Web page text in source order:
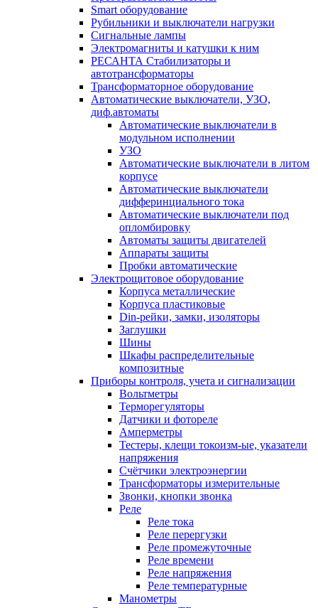
Smart оборудование
Рубильники и выключатели нагрузки
Сигнальные лампы
Электромагниты и катушки к ним
РЕСАНТА Стабилизаторы и
автотрансформаторы
Трансформаторное оборудование
Автоматические выключатели, УЗО,
диф.автоматы
Автоматические выключатели в
модульном исполнении
УЗО
Автоматические выключатели в литом
корпусе
Автоматические выключатели
дифферинциального тока
Автоматические выключатели под
опломбировку
Автоматы защиты двигателей
Аппараты защиты
Пробки автоматические
Электрощитовое оборудование
Корпуса металлические
Корпуса пластиковые
Din-рейки, замки, изоляторы
Заглушки
Шины
Шкафы распределительные
композитные
Приборы контроля, учета и сигнализации
Вольтметры
Терморегуляторы
Датчики и фотореле
Амперметры
Тестеры, клещи токоизм-ые, указатели
напряжения
Счётчики электроэнергии
Трансформаторы измерительные
Звонки, кнопки звонка
Реле
Реле тока
Реле перергузки
Реле промежуточные
Реле времени
Реле напряжения
Реле температурные
Манометры